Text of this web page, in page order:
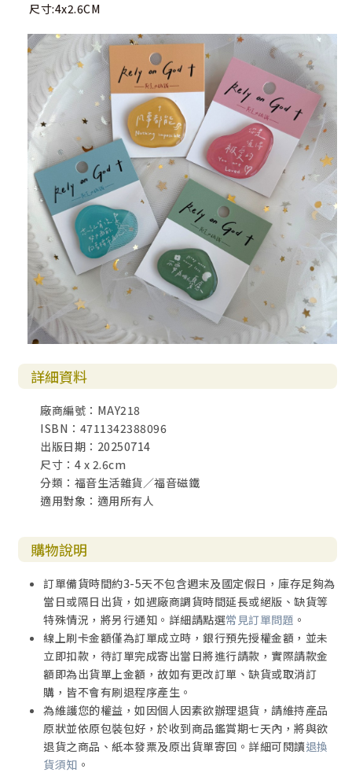
尺寸:4x2.6CM
詳細資料
廠商編號：MAY218
ISBN：4711342388096
出版日期：20250714
尺寸：4 x 2.6cm
分類：福音生活雜貨／福音磁鐵
適用對象：適用所有人
購物說明
訂單備貨時間約3-5天不包含週末及國定假日，庫存足夠為
當日或隔日出貨，如遇廠商調貨時間延長或絕版、缺貨等
特殊情況，將另行通知。詳細請點選常見訂單問題 。
線上刷卡金額僅為訂單成立時，銀行預先授權金額，並未
立即扣款，待訂單完成寄出當日將進行請款，實際請款金
額即為出貨單上金額，故如有更改訂單、缺貨或取消訂
購，皆不會有刷退程序產生。
為維護您的權益，如因個人因素欲辦理退貨，請維持產品
原狀並依原包裝包好，於收到商品鑑賞期七天內，將與欲
退貨之商品、紙本發票及原出貨單寄回。詳細可閱讀退換
貨須知 。